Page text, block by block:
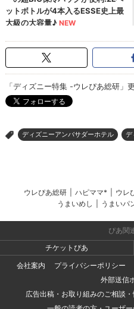
「ディズニー特集 -ウレぴあ総研」
> ディズニーアンバサダーホテル デ
ウレぴあ総研 ハピママ* ウレ
うまいめし
うまいパ
ぴあ関
チケットぴあ
会社案内
プライバシーポリシー
外部送信
広告出稿・お取り組みのご相談